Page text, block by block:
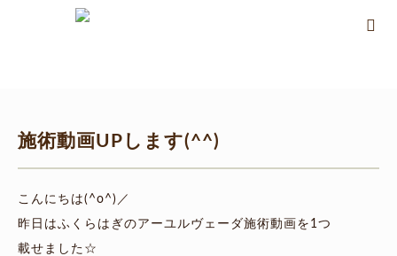
施術動画UPします(^^)
こんにちは(^o^)／
昨日はふくらはぎのアーユルヴェーダ施術動画を1つ
載せました☆